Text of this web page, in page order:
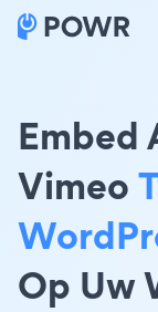
Embed
Vimeo
Op Uw